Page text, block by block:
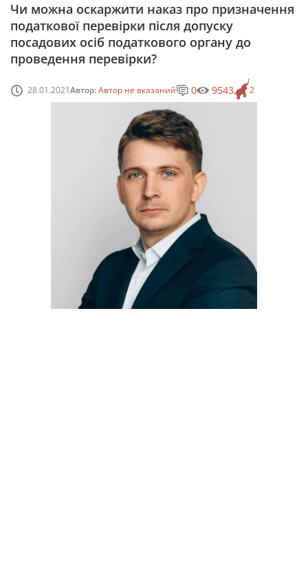
Чи можна оскаржити наказ про призначення
податкової перевірки після допуску
посадових осіб податкового органу до
проведення перевірки?
28.01.2021Автор:Автор не вказаний 2
0 9543